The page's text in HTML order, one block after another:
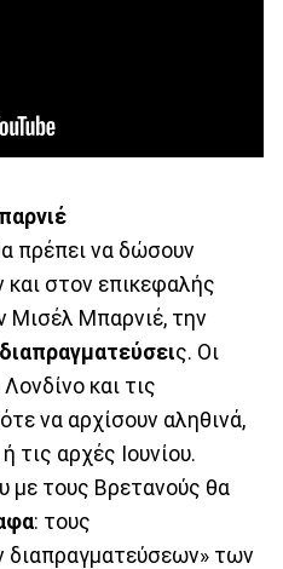
πρέπει να δώσουν
στον επικεφαλής
Μισέλ Μπαρνιέ, την
ς. Οι
και τις
να αρχίσουν αληθινά,
τις αρχές Ιουνίου.
με τους Βρετανούς θα
: τους
διαπραγματεύσεων» των